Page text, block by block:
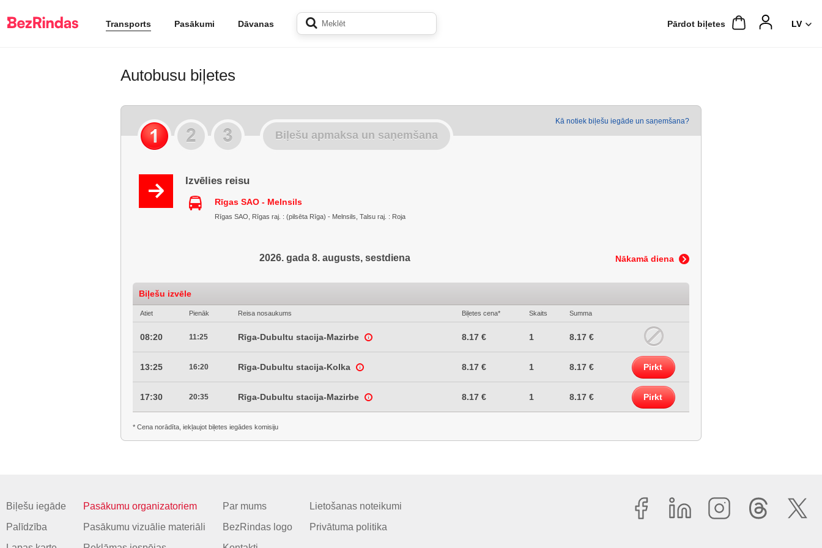
Transports Pasākumi Dāvanas Pārdot biļetes
Autobusu biļetes
Kā notiek biļešu iegāde un saņemšana?
Biļešu apmaksa un saņemšana
Izvēlies reisu
Rīgas SAO - Melnsils
Rīgas SAO, Rīgas raj. : (pilsēta Rīga) - Melnsils, Talsu raj. : Roja
Nākamā diena
2026. gada 8. augusts, sestdiena
Biļešu izvēle
Atiet Pienāk Reisa nosaukums Biļetes cena* Skaits Summa
08:20 11:25 Rīga-Dubultu stacija-Mazirbe 8.17 € 1 8.17 €
13:25 16:20 Rīga-Dubultu stacija-Kolka 8.17 € 1 8.17 € Pirkt
17:30 20:35 Rīga-Dubultu stacija-Mazirbe 8.17 € 1 8.17 € Pirkt
* Cena norādīta, iekļaujot biļetes iegādes komisiju
Biļešu iegāde
Palīdzība
Pasākumu organizatoriem
Pasākumu vizuālie materiāli
Par mums
BezRindas logo
Lietošanas noteikumi
Privātuma politika